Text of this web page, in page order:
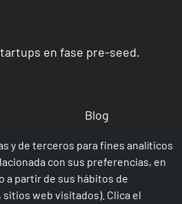
en fase pre-seed.
Blog
FAQ´s
y de terceros para fines analíticos
con sus preferencias, en
a partir de sus hábitos de
web visitados). Clica el